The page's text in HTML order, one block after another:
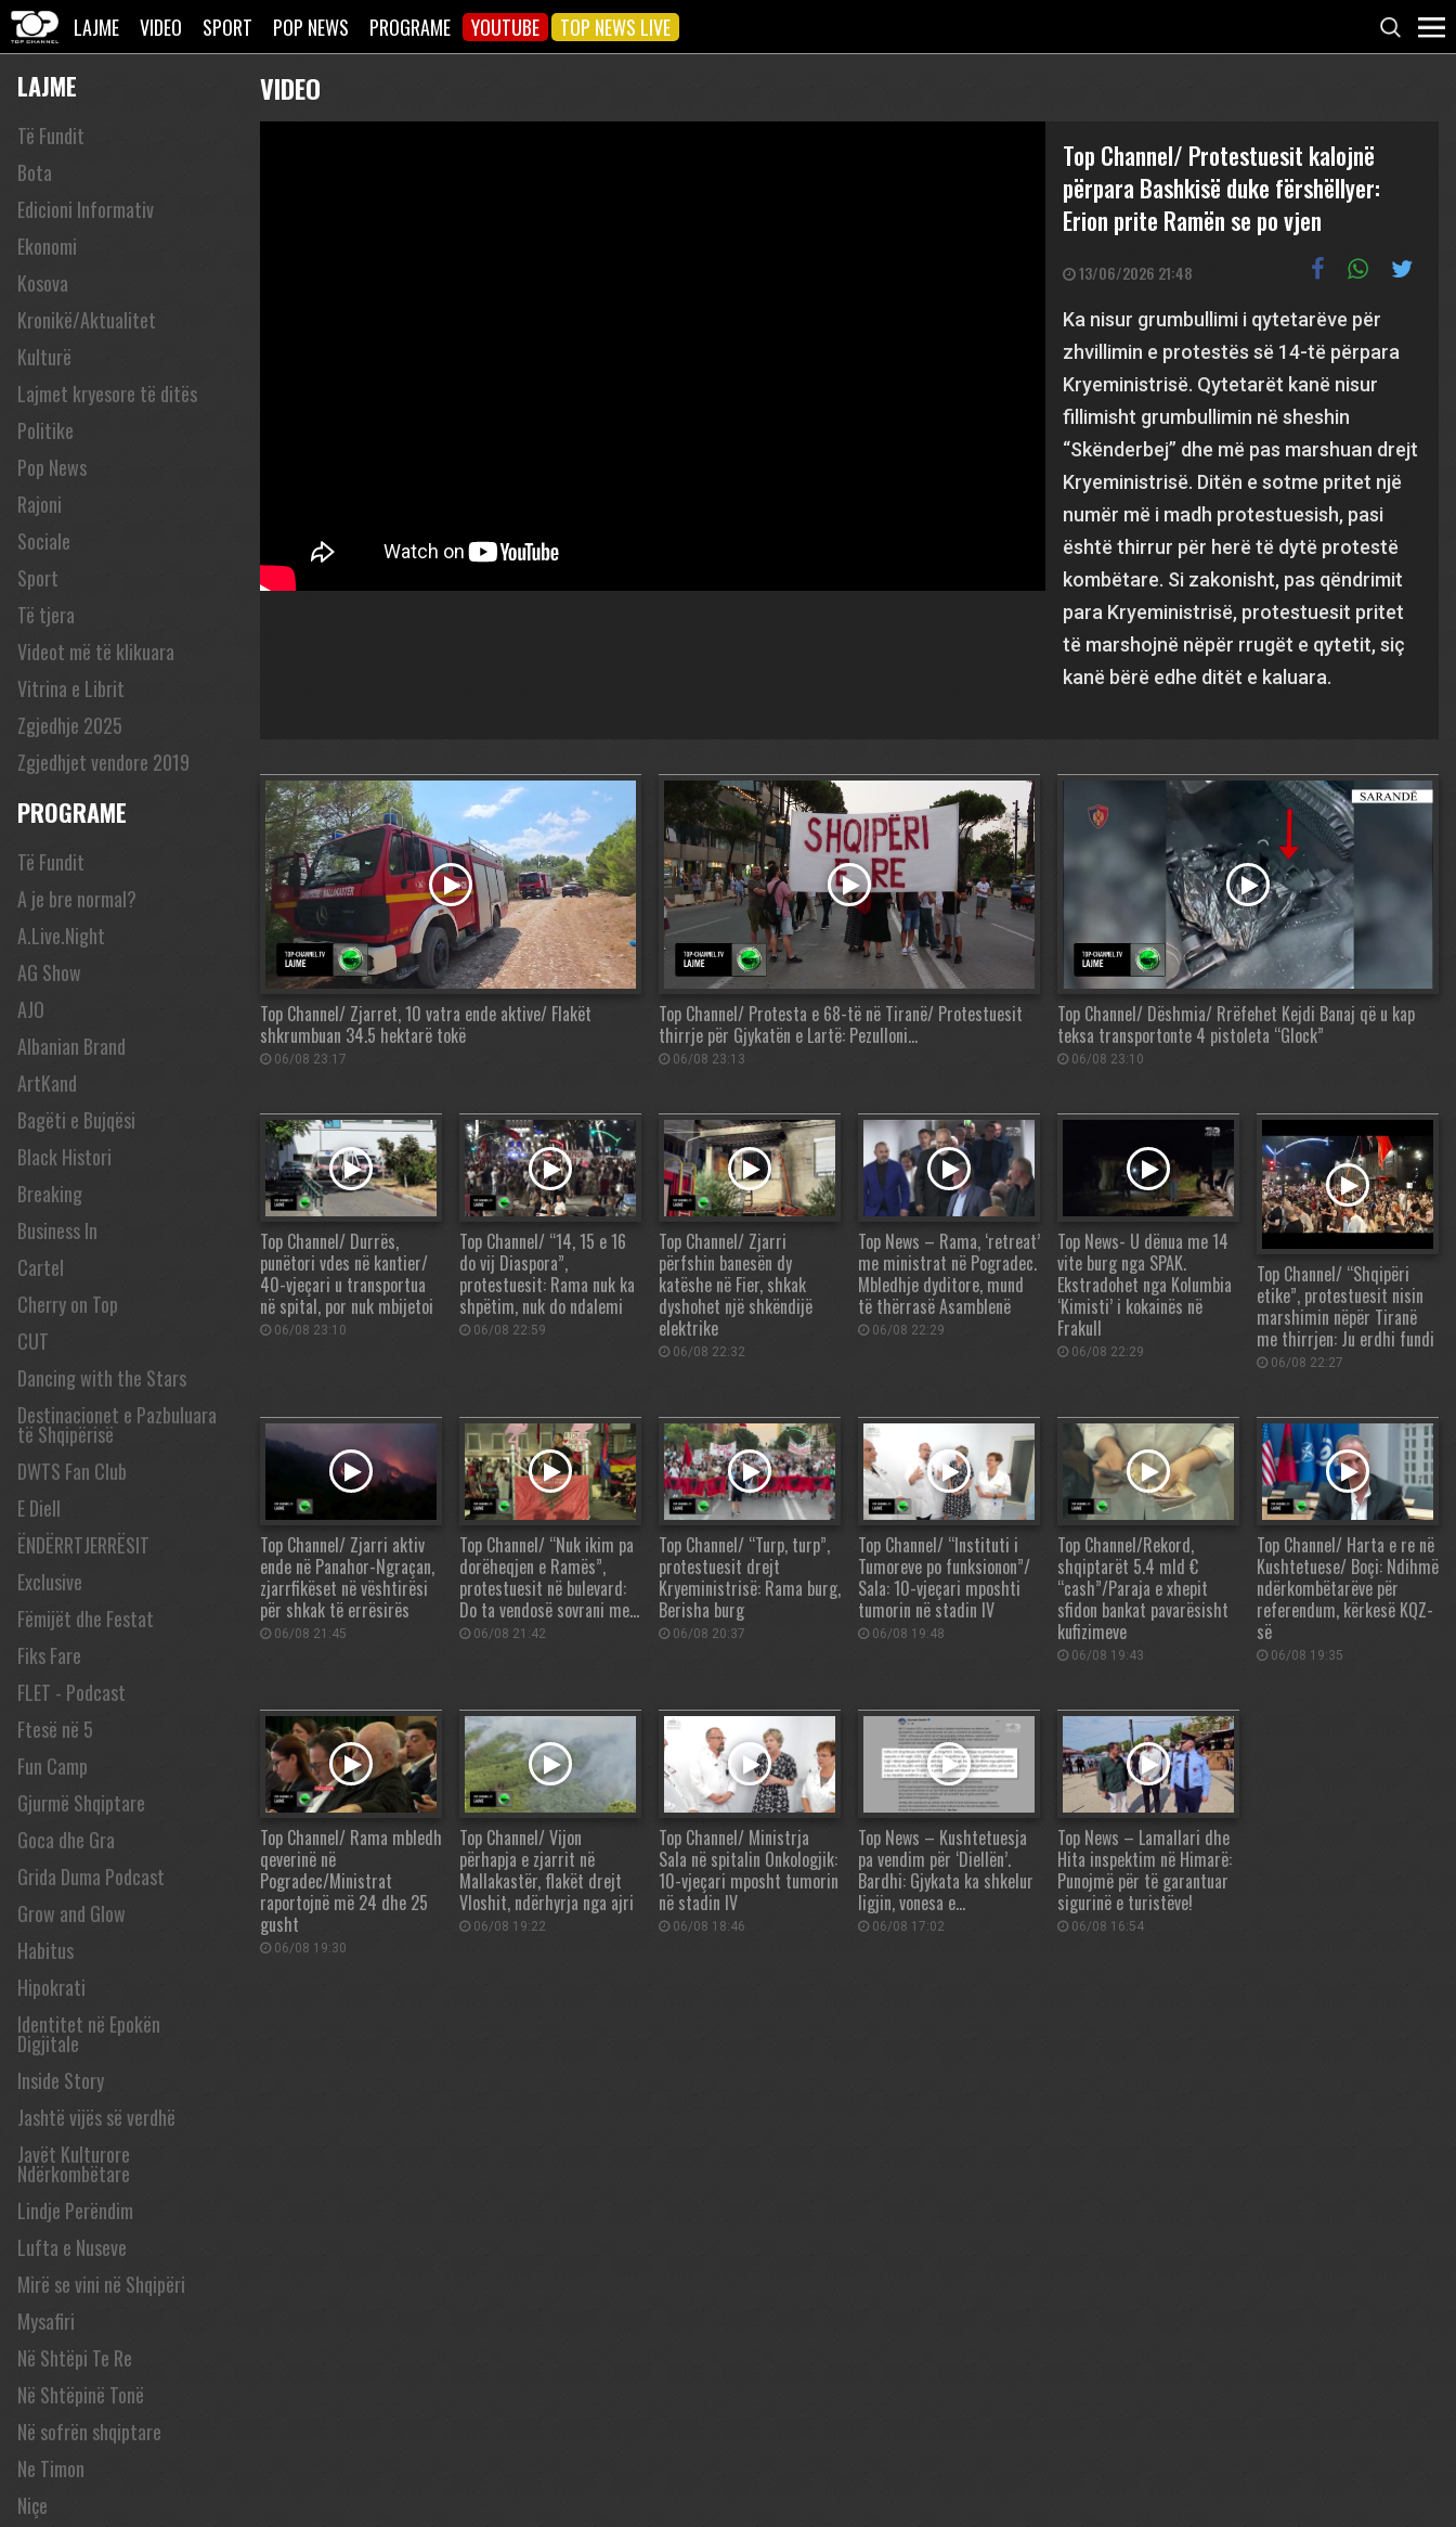
LAJME VIDEO SPORT POP NEWS PROGRAME YOUTUBE TOP NEWS LIVE
LAJME
Të Fundit
Bota
Edicioni Informativ
Ekonomi
Kosova
Kronikë/Aktualitet
Kulturë
Lajmet kryesore të ditës
Politike
Pop News
Rajoni
Sociale
Sport
Të tjera
Videot më të klikuara
Vitrina e Librit
Zgjedhje 2025
Zgjedhjet vendore 2019
PROGRAME
Të Fundit
A je bre normal?
A.Live.Night
AG Show
AJO
Albanian Brand
ArtKand
Bagëti e Bujqësi
Black Histori
Breaking
Business In
Cartel
Cherry on Top
CUT
Dancing with the Stars
Destinacionet e Pazbuluara
të Shqipërisë
DWTS Fan Club
E Diell
ËNDËRRTJERRËSIT
Exclusive
Fëmijët dhe Festat
Fiks Fare
FLET - Podcast
Ftesë në 5
Fun Camp
Gjurmë Shqiptare
Goca dhe Gra
Grida Duma Podcast
Grow and Glow
Habitus
Hipokrati
Identitet në Epokën
Digjitale
Inside Story
Jashtë vijës së verdhë
Javët Kulturore
Ndërkombëtare
Lindje Perëndim
Lufta e Nuseve
Mirë se vini në Shqipëri
Mysafiri
Në Shtëpi Te Re
Në Shtëpinë Tonë
Në sofrën shqiptare
Ne Timon
Niçe
VIDEO
Top Channel/ Protestuesit kalojnë
përpara Bashkisë duke fërshëllyer:
Erion prite Ramën se po vjen
13/06/2026 21:48
Ka nisur grumbullimi i qytetarëve për
zhvillimin e protestës së 14-të përpara
Kryeministrisë. Qytetarët kanë nisur
fillimisht grumbullimin në sheshin
“Skënderbej” dhe më pas marshuan drejt
Kryeministrisë. Ditën e sotme pritet një
numër më i madh protestuesish, pasi
është thirrur për herë të dytë protestë
kombëtare. Si zakonisht, pas qëndrimit
para Kryeministrisë, protestuesit pritet
të marshojnë nëpër rrugët e qytetit, siç
kanë bërë edhe ditët e kaluara.
Top Channel/ Zjarret, 10 vatra ende aktive/ Flakët
shkrumbuan 34.5 hektarë tokë
06/08 23:17
Top Channel/ Protesta e 68-të në Tiranë/ Protestuesit
thirrje për Gjykatën e Lartë: Pezulloni…
06/08 23:13
Top Channel/ Dëshmia/ Rrëfehet Kejdi Banaj që u kap
teksa transportonte 4 pistoleta “Glock”
06/08 23:10
Top Channel/ Durrës,
punëtori vdes në kantier/
40-vjeçari u transportua
në spital, por nuk mbijetoi
06/08 23:10
Top Channel/ “14, 15 e 16
do vij Diaspora”,
protestuesit: Rama nuk ka
shpëtim, nuk do ndalemi
06/08 22:59
Top Channel/ Zjarri
përfshin banesën dy
katëshe në Fier, shkak
dyshohet një shkëndijë
elektrike
06/08 22:32
Top News – Rama, ‘retreat’
me ministrat në Pogradec.
Mbledhje dyditore, mund
të thërrasë Asamblenë
06/08 22:29
Top News- U dënua me 14
vite burg nga SPAK.
Ekstradohet nga Kolumbia
‘Kimisti’ i kokainës në
Frakull
06/08 22:29
Top Channel/ “Shqipëri
etike”, protestuesit nisin
marshimin nëpër Tiranë
me thirrjen: Ju erdhi fundi
06/08 22:27
Top Channel/ Zjarri aktiv
ende në Panahor-Ngraçan,
zjarrfikëset në vështirësi
për shkak të errësirës
06/08 21:45
Top Channel/ “Nuk ikim pa
dorëheqjen e Ramës”,
protestuesit në bulevard:
Do ta vendosë sovrani me…
06/08 21:42
Top Channel/ “Turp, turp”,
protestuesit drejt
Kryeministrisë: Rama burg,
Berisha burg
06/08 20:37
Top Channel/ “Instituti i
Tumoreve po funksionon”/
Sala: 10-vjeçari mposhti
tumorin në stadin IV
06/08 19:48
Top Channel/Rekord,
shqiptarët 5.4 mld €
“cash”/Paraja e xhepit
sfidon bankat pavarësisht
kufizimeve
06/08 19:43
Top Channel/ Harta e re në
Kushtetuese/ Boçi: Ndihmë
ndërkombëtarëve për
referendum, kërkesë KQZ-
së
06/08 19:35
Top Channel/ Rama mbledh
qeverinë në
Pogradec/Ministrat
raportojnë më 24 dhe 25
gusht
06/08 19:30
Top Channel/ Vijon
përhapja e zjarrit në
Mallakastër, flakët drejt
Vloshit, ndërhyrja nga ajri
06/08 19:22
Top Channel/ Ministrja
Sala në spitalin Onkologjik:
10-vjeçari mposht tumorin
në stadin IV
06/08 18:46
Top News – Kushtetuesja
pa vendim për ‘Diellën’.
Bardhi: Gjykata ka shkelur
ligjin, vonesa e…
06/08 17:02
Top News – Lamallari dhe
Hita inspektim në Himarë:
Punojmë për të garantuar
sigurinë e turistëve!
06/08 16:54